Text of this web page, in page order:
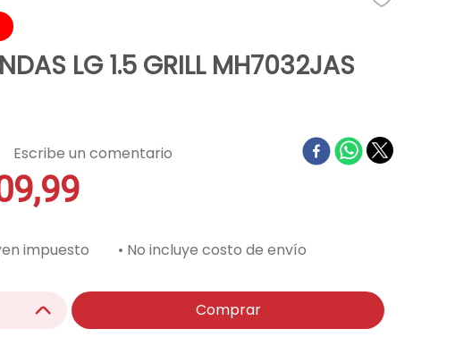
LG 1.5 GRILL MH7032JAS
,99
impuesto
• No incluye costo de envío
＋ Comprar